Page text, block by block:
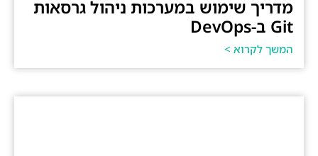
מדריך שימוש במערכות ניהול גרסאות
Git ב-DevOps
המשך לקרוא >